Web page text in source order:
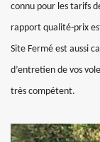
connu pour les tarifs
rapport qualité-prix
Site Fermé est aussi
d’entretien de vos
très compétent.